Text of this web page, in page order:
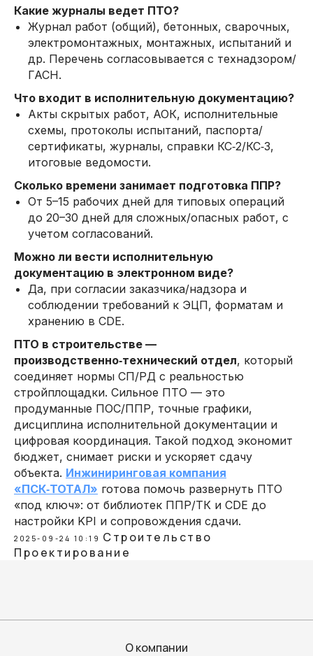
Какие журналы ведет ПТО?
Журнал работ (общий), бетонных, сварочных,
электромонтажных, монтажных, испытаний и
др. Перечень согласовывается с технадзором/
ГАСН.
Что входит в исполнительную документацию?
Акты скрытых работ, АОК, исполнительные
схемы, протоколы испытаний, паспорта/
сертификаты, журналы, справки КС‑2/КС‑3,
итоговые ведомости.
Сколько времени занимает подготовка ППР?
От 5–15 рабочих дней для типовых операций
до 20–30 дней для сложных/опасных работ, с
учетом согласований.
Можно ли вести исполнительную
документацию в электронном виде?
Да, при согласии заказчика/надзора и
соблюдении требований к ЭЦП, форматам и
хранению в CDE.
ПТО в строительстве —
производственно‑технический отдел, который
соединяет нормы СП/РД с реальностью
стройплощадки. Сильное ПТО — это
продуманные ПОС/ППР, точные графики,
дисциплина исполнительной документации и
цифровая координация. Такой подход экономит
бюджет, снимает риски и ускоряет сдачу
объекта. Инжиниринговая компания
«ПСК‑ТОТАЛ» готова помочь развернуть ПТО
«под ключ»: от библиотек ППР/ТК и CDE до
настройки KPI и сопровождения сдачи.
2025-09-24 10:19 Строительство
Проектирование
О компании